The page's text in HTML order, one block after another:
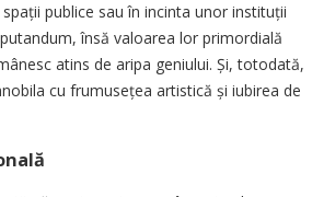
publice sau în incinta unor instituții
însă valoarea lor primordială
atins de aripa geniului. Și, totodată,
cu frumusețea artistică și iubirea de